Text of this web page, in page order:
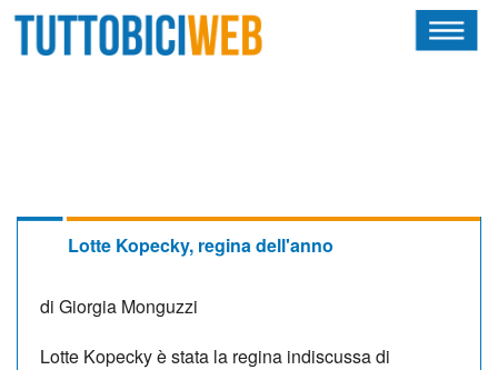
Lotte Kopecky, regina dell'anno
di Giorgia Monguzzi
Lotte Kopecky è stata la regina indiscussa di